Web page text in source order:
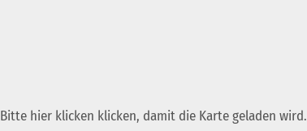
Bitte hier klicken klicken, damit die Karte geladen wird.